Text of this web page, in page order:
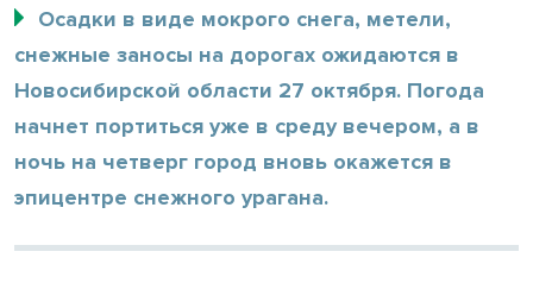
Осадки в виде мокрого снега, метели,
снежные заносы на дорогах ожидаются в
Новосибирской области 27 октября. Погода
начнет портиться уже в среду вечером, а в
ночь на четверг город вновь окажется в
эпицентре снежного урагана.